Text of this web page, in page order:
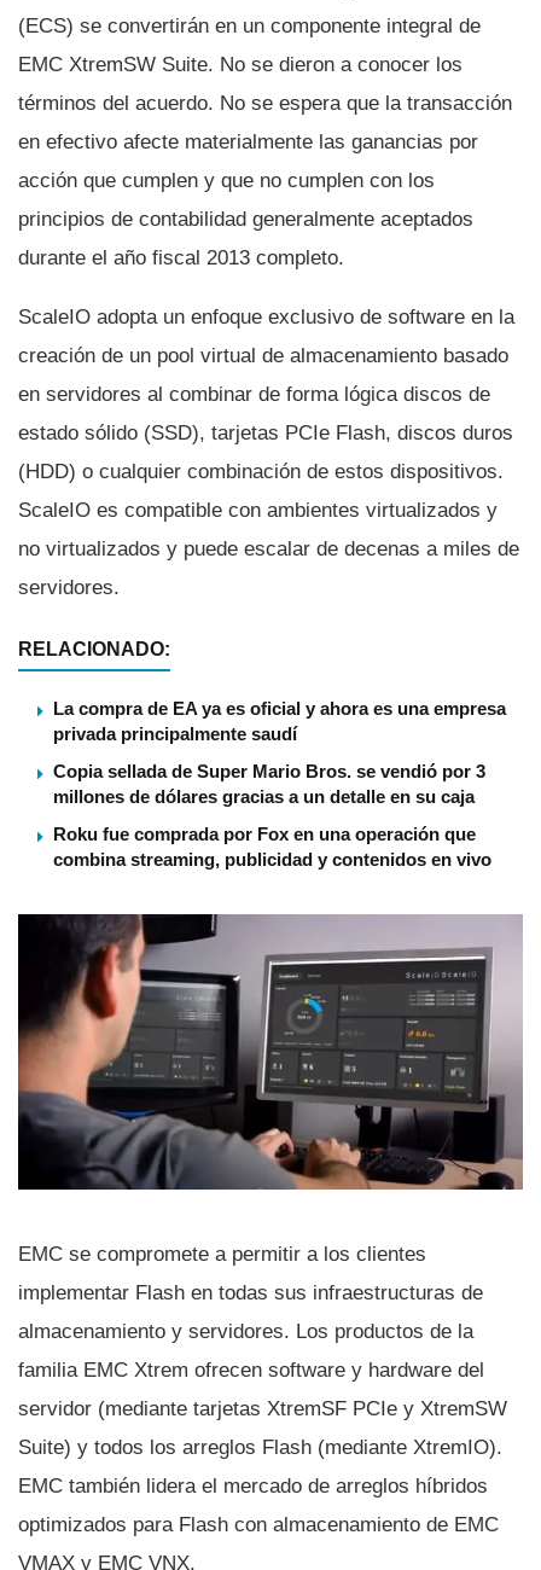
(ECS) se convertirán en un componente integral de
EMC XtremSW Suite. No se dieron a conocer los
términos del acuerdo. No se espera que la transacción
en efectivo afecte materialmente las ganancias por
acción que cumplen y que no cumplen con los
principios de contabilidad generalmente aceptados
durante el año fiscal 2013 completo.
ScaleIO adopta un enfoque exclusivo de software en la
creación de un pool virtual de almacenamiento basado
en servidores al combinar de forma lógica discos de
estado sólido (SSD), tarjetas PCIe Flash, discos duros
(HDD) o cualquier combinación de estos dispositivos.
ScaleIO es compatible con ambientes virtualizados y
no virtualizados y puede escalar de decenas a miles de
servidores.
RELACIONADO:
La compra de EA ya es oficial y ahora es una empresa
privada principalmente saudí
Copia sellada de Super Mario Bros. se vendió por 3
millones de dólares gracias a un detalle en su caja
Roku fue comprada por Fox en una operación que
combina streaming, publicidad y contenidos en vivo
EMC se compromete a permitir a los clientes
implementar Flash en todas sus infraestructuras de
almacenamiento y servidores. Los productos de la
familia EMC Xtrem ofrecen software y hardware del
servidor (mediante tarjetas XtremSF PCIe y XtremSW
Suite) y todos los arreglos Flash (mediante XtremIO).
EMC también lidera el mercado de arreglos hí­bridos
optimizados para Flash con almacenamiento de EMC
VMAX y EMC VNX.